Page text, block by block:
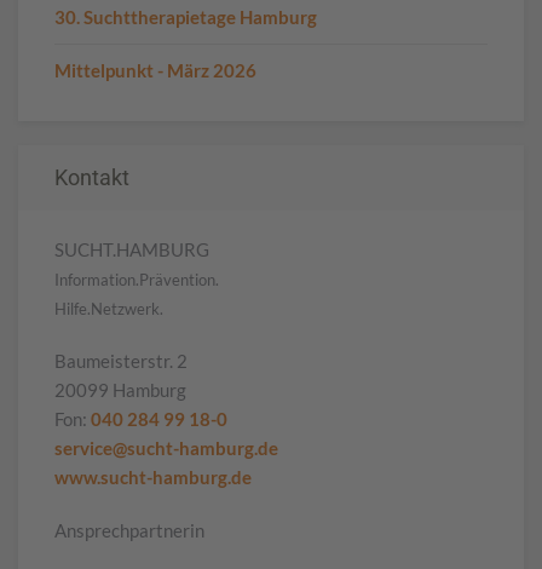
30. Suchttherapietage Hamburg
Mittelpunkt - März 2026
Kontakt
SUCHT.HAMBURG
Information.Prävention.
Hilfe.Netzwerk.
Baumeisterstr. 2
20099 Hamburg
Fon: 040 284 99 18-0
service@sucht-hamburg.de
www.sucht-hamburg.de
Ansprechpartnerin